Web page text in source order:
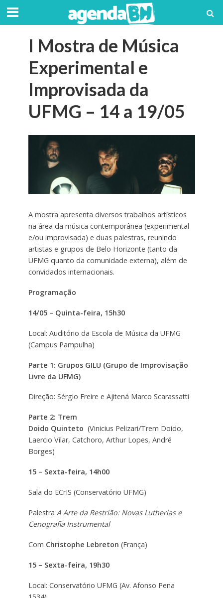
I Mostra de Música
Experimental e
Improvisada da
UFMG – 14 a 19/05
A mostra apresenta diversos trabalhos artísticos
na área da música contemporânea (experimental
e/ou improvisada) e duas palestras, reunindo
artistas e grupos de Belo Horizonte (tanto da
UFMG quanto da comunidade externa), além de
convidados internacionais.
Programação
14/05 – Quinta-feira, 15h30
Local: Auditório da Escola de Música da UFMG
(Campus Pampulha)
Parte 1: Grupos GILU (Grupo de Improvisação
Livre da UFMG)
Direção: Sérgio Freire e Ajitená Marco Scarassatti
Parte 2: Trem
Doido Quinteto (Vinicius Pelizari/Trem Doido,
Laercio Vilar, Catchoro, Arthur Lopes, André
Borges)
15 – Sexta-feira, 14h00
Sala do ECrIS (Conservatório UFMG)
Palestra A Arte da Restrião: Novas Lutherias e
Cenografia Instrumental
Com Christophe Lebreton (França)
15 – Sexta-feira, 19h30
Local: Conservatório UFMG (Av. Afonso Pena